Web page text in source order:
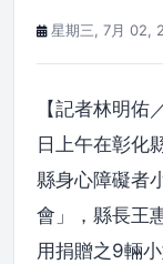
星期三, 7月 02,
【記者林明佑
日上午在彰化
縣身心障礙者
會」，縣長王
用捐贈之9輛